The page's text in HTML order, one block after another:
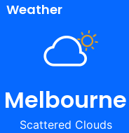
Weather
Melbourne
Scattered Clouds